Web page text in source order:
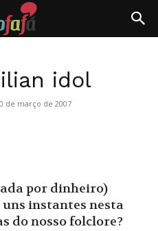
idol
de março de 2007
por dinheiro)
instantes nesta
do nosso folclore?